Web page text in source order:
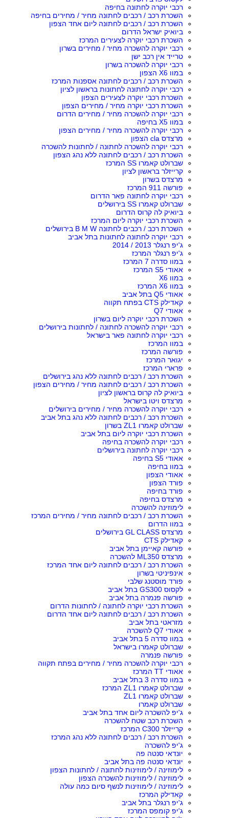
רכבי יוקרה לחתונה בחיפה
השכרת רכב / רכבים לחתונה מחיר / מחירים בחיפה
השכרת רכב / רכבים לחתונה ליום אחד הצפון
ביואיק ישראל הדרום
השכרת רכבי יוקרה לצעירים המרכז
רכבי יוקרה להשכרה מחיר / מחירים בשרון
טרייד אין רכב ישן
רכבי יוקרה להשכרה בשרון
במוו X6 הצפון
השכרת רכב / רכבים לחתונה אספנות המרכז
רכבי יוקרה לחתונה לחתונות בראשון לציון
השכרת רכבי יוקרה לצעירים הצפון
השכרת רכבי יוקרה מחיר / מחירים הצפון
רכבי יוקרה להשכרה מחיר / מחירים הדרום
במוו X5 בחיפה
רכבי יוקרה להשכרה מחיר / מחירים הצפון
מרצדס cla הצפון
רכבי יוקרה להשכרה לחתונה / לחתונות להשכרה
השכרת רכב / רכבים לחתונה ללא נהג הצפון
שברולט קאמרו SS המרכז
קרייזלר בראשון לציון
מרצדס בשרון
פורשה 911 המרכז
רכבי יוקרה לחתונה פאר הדרום
שברולט קאמרו SS בירושלים
ביואיק לה קרוס הדרום
השכרת רכבי יוקרה ליום המרכז
השכרת רכב / רכבים לחתונה B M W בירושלים
רכבי יוקרה לחתונה לחתונות בתל אביב
ג'יפ רנגלר 2013 / 2014
ג'יפ רנגלר המרכז
במוו סדרה 7 המרכז
אאודי S5 המרכז
במוו X6
במוו X6 המרכז
אאודי Q5 בתל אביב
קאדילק CTS בפתח תקווה
אאודי Q7
השכרת רכבי יוקרה ליום בשרון
רכבי יוקרה להשכרה לחתונה / לחתונות בירושלים
רכבי יוקרה לחתונה פאר בישראל
במוו המרכז
פורשה המרכז
יגואר המרכז
פרארי המרכז
השכרת רכב / רכבים לחתונה ללא נהג בירושלים
השכרת רכב / רכבים לחתונה מחיר / מחירים הצפון
ביואיק לה קרוס בראשון לציון
מרצדס ויטו בישראל
רכבי יוקרה להשכרה מחיר / מחירים בירושלים
השכרת רכב / רכבים לחתונה ללא נהג בתל אביב
שברולט קאמרו ZL1 בשרון
השכרת רכבי יוקרה ליום בתל אביב
רכבי יוקרה להשכרה בחיפה
רכבי יוקרה לחתונה בירושלים
אאודי S5 בחיפה
במוו בחיפה
אאודי הצפון
פורד הצפון
פורד בחיפה
מרצדס בחיפה
לימוזינה להשכרה
השכרת רכב / רכבים לחתונה מחיר / מחירים המרכז
במוו הדרום
מרצדס GL CLASS בירושלים
קאדילק CTS
פורשה קאיימן בתל אביב
מרצדס ML350 להשכרה
השכרת רכב / רכבים לחתונה ליום אחד המרכז
אינפיניטי בשרון
פורד מוסטנג שלבי
לקסוס GS300 בתל אביב
פורשה פנמרה בתל אביב
השכרת רכבי יוקרה לחתונה / לחתונות הדרום
השכרת רכב / רכבים לחתונה ליום אחד הדרום
מזראטי בתל אביב
אאודי Q7 להשכרה
במוו סדרה 5 בתל אביב
שברולט קאמרו בישראל
פורשה פנמרה
רכבי יוקרה להשכרה מחיר / מחירים בפתח תקווה
אאודי TT המרכז
במוו סדרה 3 בתל אביב
שברולט קאמרו ZL1 המרכז
שברולט קאמרו ZL1
שברולט קאמרו
ג'יפ להשכרה ליום אחד בתל אביב
השכרת רכב שטח להשכרה
קרייזלר C300 המרכז
השכרת רכב / רכבים לחתונה ללא נהג המרכז
ג'יפ להשכרה
יונדאי סנטה פה
יונדאי סנטה פה בתל אביב
לימוזינה / לימוזינות לחתונה / לחתונות הצפון
לימוזינה / לימוזינות להשכרה הצפון
לימוזינה / לימוזינות לנשף סיום כמה עולה
קאדילק המרכז
ג'יפ רנגלר בתל אביב
ג'יפ קומפס המרכז